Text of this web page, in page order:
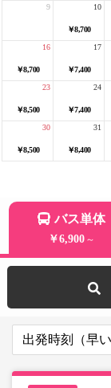
9
￥8,700
10
￥8,700
16
￥7,400
17
￥8,500
23
￥7,400
24
￥8,500
30
￥8,400
31
バス単体
￥6,900 ～